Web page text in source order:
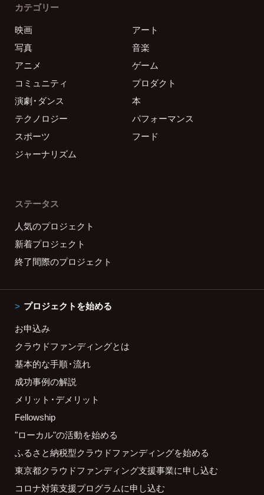
カテゴリー
映画
アート
写真
音楽
アニメ
ゲーム
コミュニティ
プロダクト
演劇・ダンス
本
テクノロジー
パフォーマンス
スポーツ
フード
ジャーナリズム
ステータス
人気のプロジェクト
新着プロジェクト
終了間際のプロジェクト
プロジェクトを始める
お申込み
クラウドファンディングとは
基本的な手順・流れ
成功事例の解説
メリット・デメリット
Fellowship
"ローカル"の活動を始める
ふるさと納税型クラウドファンディングを始める
東京都クラウドファンディング支援事業に申し込む
コロナ対策支援プログラムに申し込む